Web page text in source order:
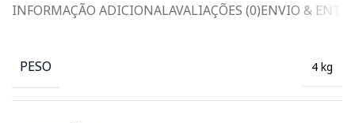
INFORMAÇÃO ADICIONALAVALIAÇÕES (0)ENVIO &
PESO 4 kg